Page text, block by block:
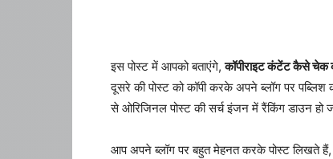
इस पोस्ट में आपको बताएंगे,कॉपीराइट कंटेंट कैसे चेक
दूसरे की पोस्ट को कॉपी करके अपने ब्लॉग पर पब्लिश
से ओरिजिनल पोस्ट की सर्च इंजन में रैंकिंग डाउन हो
आप अपने ब्लॉग पर बहुत मेहनत करके पोस्ट लिखते हैं,